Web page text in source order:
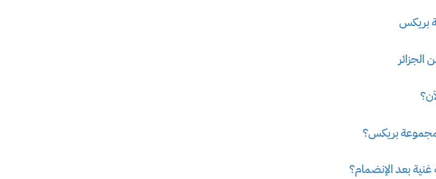
بريكس
بريكس؟
بعد الإنضمام؟